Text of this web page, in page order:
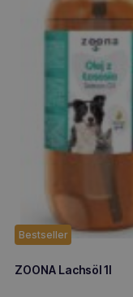
Bestseller
ZOONA Lachsöl 1l